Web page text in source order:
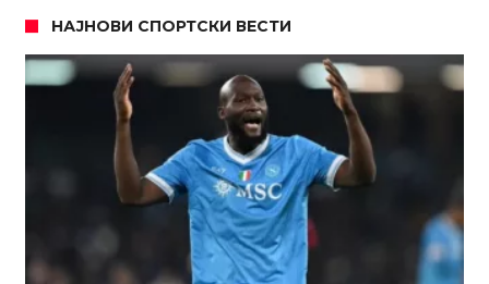
НАЈНОВИ СПОРТСКИ ВЕСТИ